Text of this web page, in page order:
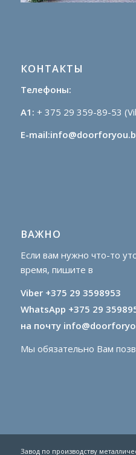
КОНТАКТЫ
Телефоны:
A1: + ‎375 29 359-89-53
E-
ВАЖНО
Если вам нужно что-то
время, пишите в
Viber +‎375 29 3598953
WhatsApp +‎375 29
на почту
Мы обязательно Вам
Завод по производству